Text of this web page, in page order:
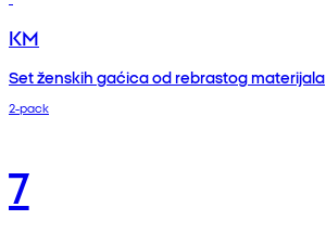
KM
Set ženskih gaćica od rebrastog materijala
2-pack
7